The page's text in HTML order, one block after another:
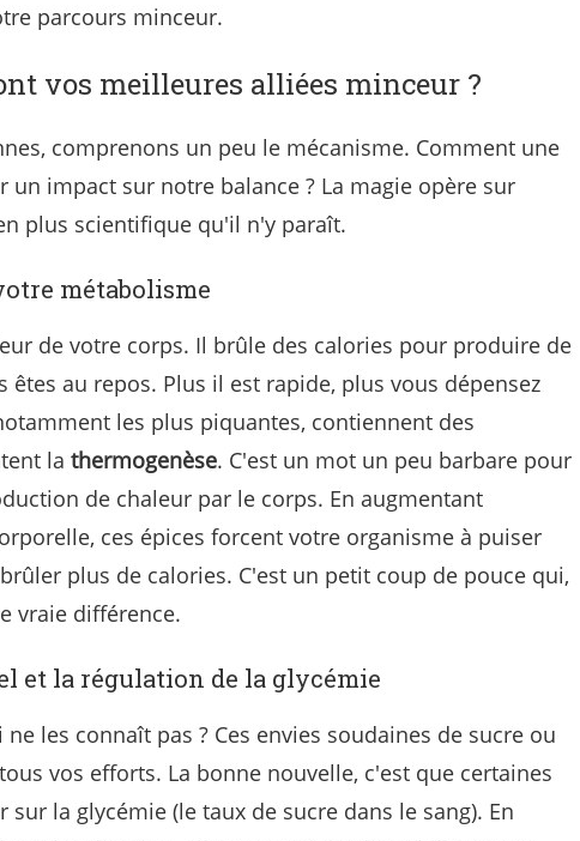
parcours minceur.
vos meilleures alliées minceur ?
comprenons un peu le mécanisme. Comment une
impact sur notre balance ? La magie opère sur
plus scientifique qu'il n'y paraît.
métabolisme
de votre corps. Il brûle des calories pour produire de
êtes au repos. Plus il est rapide, plus vous dépensez
les plus piquantes, contiennent des
la thermogenèse. C'est un mot un peu barbare pour
de chaleur par le corps. En augmentant
ces épices forcent votre organisme à puiser
plus de calories. C'est un petit coup de pouce qui,
vraie différence.
et la régulation de la glycémie
les connaît pas ? Ces envies soudaines de sucre ou
vos efforts. La bonne nouvelle, c'est que certaines
la glycémie (le taux de sucre dans le sang). En